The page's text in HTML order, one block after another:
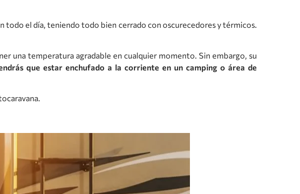
todo el día, teniendo todo bien cerrado con oscurecedores y térmicos.
una temperatura agradable en cualquier momento. Sin embargo, su
que estar enchufado a la corriente en un camping o área de